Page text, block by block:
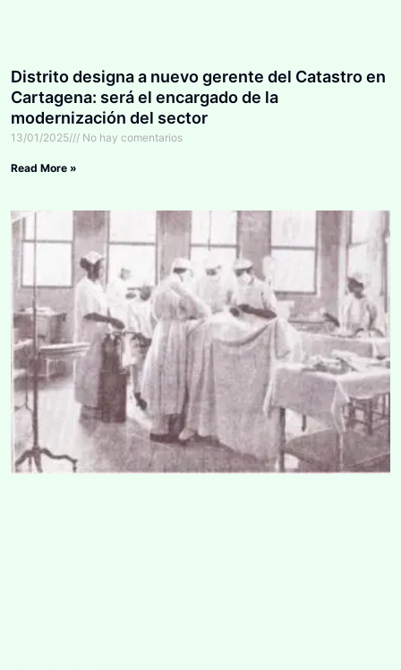
Distrito designa a nuevo gerente del Catastro en
Cartagena: será el encargado de la
modernización del sector
13/01/2025 No hay comentarios
Read More »